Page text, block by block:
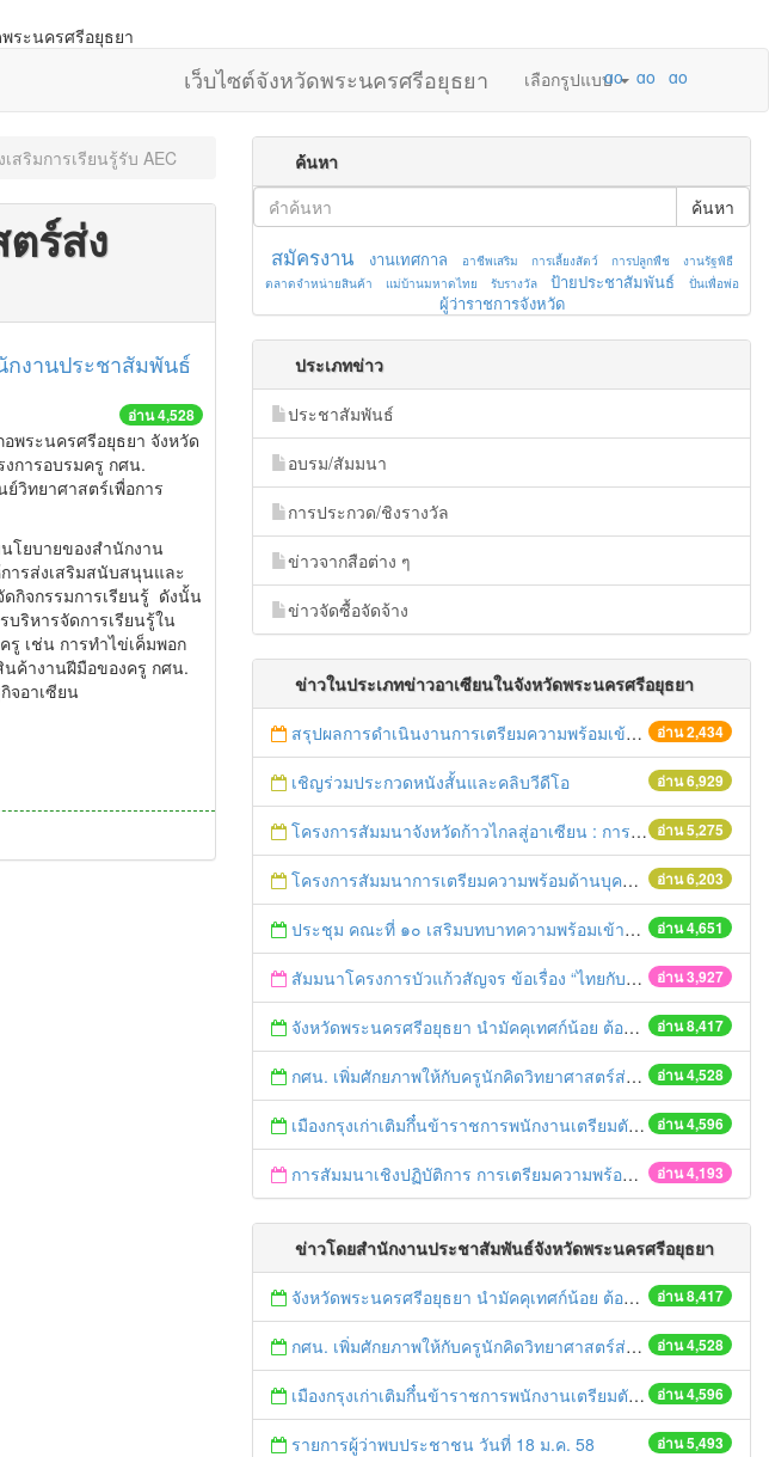
เว็บไซต์จังหวัดพระนครศรีอยุธยา เลือกรูปแบบ
สริมการเรียนรู้รับ AEC
ร์ส่ง
กงานประชาสัมพันธ์
อ่าน 4,528
พระนครศรีอยุธยา จังหวัด
การอบรมครู กศน.
วิทยาศาสตร์เพื่อการ
โยบายของสำนักงาน
ารส่งเสริมสนับสนุนและ
ดกิจกรรมการเรียนรู้ ดังนั้น
ริหารจัดการเรียนรู้ใน
เช่น การทำไข่เค็มพอก
นค้างานฝีมือของครู กศน.
จอาเซียน
ค้นหา
ค้นหา
สมัครงาน งานเทศกาล อาชีพเสริม การเลี้ยงสัตว์ การปลูกพืช
งานรัฐพิธี
ตลาดจำหน่ายสินค้า
แม่บ้านมหาดไทย รับรางวัล ป้ายประชาสัมพันธ์ ปั่นเพื่อพ่อ
ผู้ว่าราชการจังหวัด
ประเภทข่าว
ประชาสัมพันธ์
อบรม/สัมมนา
การประกวด/ชิงรางวัล
ข่าวจากสือต่าง ๆ
ข่าวจัดซื้อจัดจ้าง
ข่าวในประเภทข่าวอาเซียนในจังหวัดพระนครศรีอยุธยา
อ่าน 2,434
สรุปผลการดำเนินงานการเตรียมความพร้อมเข้าสู่ประชาคมอาเซียนจังหวัดพระนครศรีอยุธยา ประจำปี 2558
อ่าน 6,929
เชิญร่วมประกวดหนังสั้นและคลิบวีดีโอ
อ่าน 5,275
โครงการสัมมนาจังหวัดก้าวไกลสู่อาเซียน : การเตรียมความพร้อมของจังหวัดในการเข้าสู่ ประชาคมอาเซียน และการรับฟังความคิดเห็นจากภาคีภาคส่วนต่างๆ ในพื้นที่จังหวัดพระนครศรีอยุธยา
อ่าน 6,203
โครงการสัมมนาการเตรียมความพร้อมด้านบุคลากรภาครัฐกับการเข้าสู่ประชาคมอาเซียนและการศึกษาดูงาน ณ จังหวัดพระนครศรีอยุธยา และจังหวัดมุกดาหาร
อ่าน 4,651
ประชุม คณะที่ ๑๐ เสริมบทบาทความพร้อมเข้าสู่ประชาคมอาเซียน
อ่าน 3,927
สัมมนาโครงการบัวแก้วสัญจร ข้อเรื่อง “ไทยกับการสมัครรับเลือกตั้งเป็นสมาชิกไม่ถาวรของ UNSC ประชาคมอาเซียน พิธีการทูต และการเชื่อมโยงเศรษฐกิจในอนุภูมิภาค”
อ่าน 8,417
จังหวัดพระนครศรีอยุธยา นำมัคคุเทศก์น้อย ต้อนรับชาวต่างชาติ ชมมรดกโลกรับประชาคมอาเซียน
อ่าน 4,528
กศน. เพิ่มศักยภาพให้กับครูนักคิดวิทยาศาสตร์ส่งเสริมการเรียนรู้รับ AEC
อ่าน 4,596
เมืองกรุงเก่าเติมกึ๋นข้าราชการพนักงานเตรียมตัวเข้าสู่AEC
อ่าน 4,193
การสัมมนาเชิงปฏิบัติการ การเตรียมความพร้อมของบุคลากรในการเข้าสู่ประชาคมอาเซียน ประจำปีงบประมาณ 2558
ข่าวโดยสำนักงานประชาสัมพันธ์จังหวัดพระนครศรีอยุธยา
อ่าน 8,417
จังหวัดพระนครศรีอยุธยา นำมัคคุเทศก์น้อย ต้อนรับชาวต่างชาติ ชมมรดกโลกรับประชาคมอาเซียน
อ่าน 4,528
กศน. เพิ่มศักยภาพให้กับครูนักคิดวิทยาศาสตร์ส่งเสริมการเรียนรู้รับ AEC
อ่าน 4,596
เมืองกรุงเก่าเติมกึ๋นข้าราชการพนักงานเตรียมตัวเข้าสู่AEC
อ่าน 5,493
รายการผู้ว่าพบประชาชน วันที่ 18 ม.ค. 58